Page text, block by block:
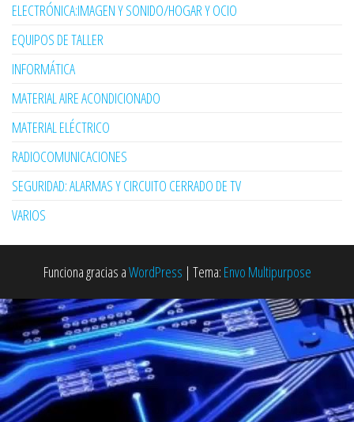
ELECTRÓNICA:IMAGEN Y SONIDO/HOGAR Y OCIO
EQUIPOS DE TALLER
INFORMÁTICA
MATERIAL AIRE ACONDICIONADO
MATERIAL ELÉCTRICO
RADIOCOMUNICACIONES
SEGURIDAD: ALARMAS Y CIRCUITO CERRADO DE TV
VARIOS
Funciona gracias aWordPress | Tema: Envo Multipurpose